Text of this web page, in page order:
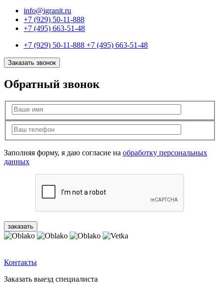
info@igranit.ru
+7 (929) 50-11-888
+7 (495) 663-51-48
+7 (929) 50-11-888 +7 (495) 663-51-48
Заказать звонок
Обратный звонок
Заполняя форму, я даю согласие на обработку персональных
данных
Контакты
Заказать выезд специалиста